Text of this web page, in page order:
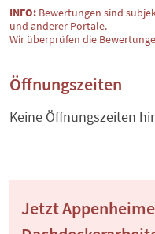
INFO: Bewertungen sind
und anderer Portale.
Wir überprüfen die
Öffnungszeiten
Keine Öffnungszeiten
Jetzt